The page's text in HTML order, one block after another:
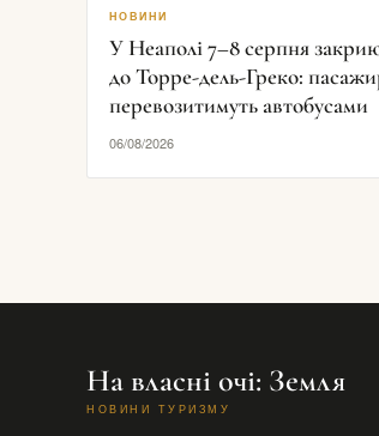
НОВИНИ
У Неаполі 7–8 серпня
до Торре-дель-Греко:
перевозитимуть автобусами
06/08/2026
На власні очі: Земля
НОВИНИ ТУРИЗМУ